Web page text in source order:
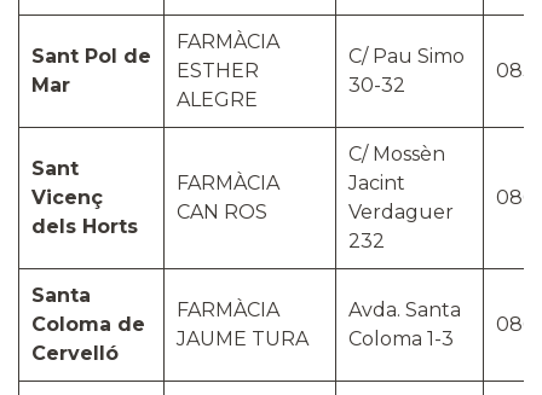
Sant Pol de
Mar
FARMÀCIA
ESTHER
ALEGRE
C/ Pau Simo
30-32
Sant
Vicenç
dels Horts
FARMÀCIA
CAN ROS
C/ Mossèn
Jacint
Verdaguer
232
Santa
Coloma de
Cervelló
FARMÀCIA
JAUME TURA
Avda. Santa
Coloma 1-3